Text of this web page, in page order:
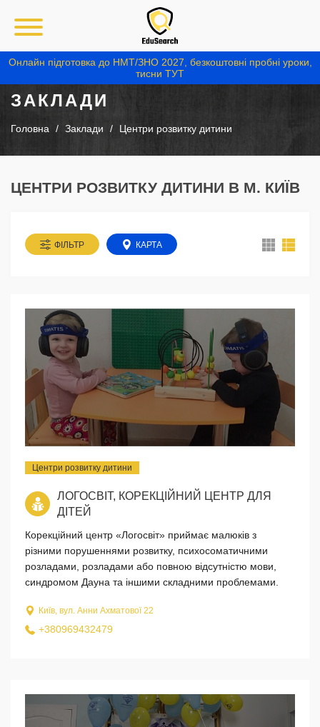
Онлайн підготовка до НМТ/ЗНО 2027, безкоштовні пробні уроки,
тисни ТУТ
ЗАКЛАДИ
Головна Заклади Центри розвитку дитини
ЦЕНТРИ РОЗВИТКУ ДИТИНИ В М. КИЇВ
ФІЛЬТР КАРТА
Центри розвитку дитини
ЛОГОСВІТ, КОРЕКЦІЙНИЙ ЦЕНТР ДЛЯ
ДІТЕЙ
Корекційний центр «Логосвіт» приймає малюків з
різними порушеннями розвитку, психосоматичними
розладами, розладами або повною відсутністю мови,
синдромом Дауна та іншими складними проблемами.
Київ, вул. Анни Ахматової 22
+380969432479